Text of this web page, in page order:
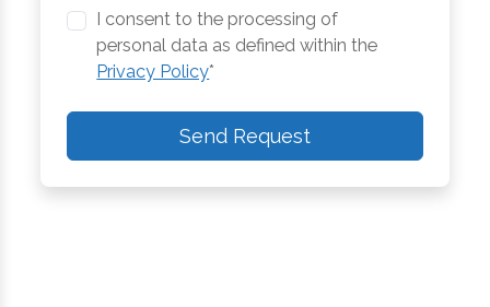
I consent to the processing of
personal data as defined within the
Privacy Policy*
Send Request